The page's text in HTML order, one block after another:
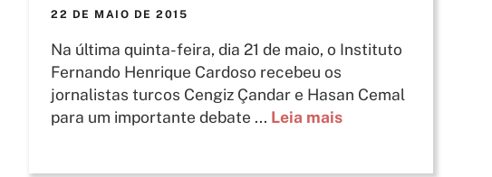
22 DE MAIO DE 2015
Na última quinta-feira, dia 21 de maio, o Instituto
Fernando Henrique Cardoso recebeu os
jornalistas turcos Cengiz Çandar e Hasan Cemal
para um importante debate ... Leia mais